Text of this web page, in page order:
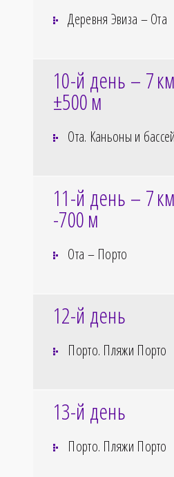
Деревня Эвиза – Ота
10-й день – 7
±500м
Ота. Каньоны и
11-й день – 7
-700м
Ота – Порто
12-й день
Порто. Пляжи Порто
13-й день
Порто. Пляжи Порто